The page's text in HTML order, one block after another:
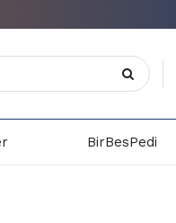
BirBesPedi